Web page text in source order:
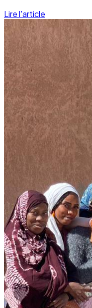
Citoyenneté
20 November 2025
Projet Parcours
reboisement